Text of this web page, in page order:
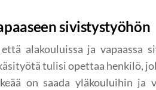
sivistystyöhön
alakouluissa ja vapaassa
tulisi opettaa henkilö,
on saada yläkouluihin ja